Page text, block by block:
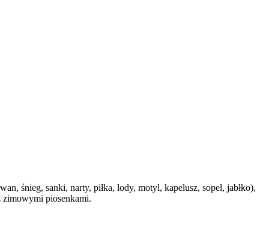
śnieg, sanki, narty, piłka, lody, motyl, kapelusz, sopel, jabłko),
zimowymi piosenkami.